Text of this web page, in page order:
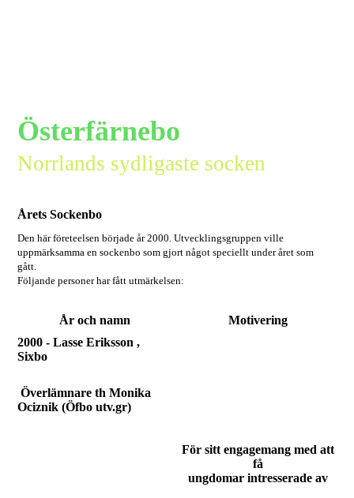
Österfärnebo
Norrlands sydligaste socken
Årets Sockenbo
Den här företeelsen började år 2000.Utvecklingsgruppen ville
uppmärksamma en sockenbosom gjort något speciellt under året som
gått.
Följande personer har fått utmärkelsen:
År och namn
Motivering
2000 - Lasse Eriksson ,
Sixbo
Överlämnare th Monika
Ociznik (Öfbo utv.gr)
För sitt engagemang med att
få
ungdomar intresseradeav